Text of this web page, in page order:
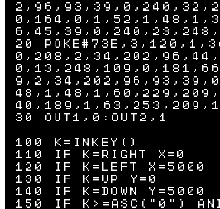
20
30 OUT1,0:OUT2,1
100 K=INKEY()
110 IF K=RIGHT X=0
120 IF K=LEFT X=5000
130 IF K=UP Y=0
140 IF K=DOWN Y=5000
150 IF K>=ASC("0")